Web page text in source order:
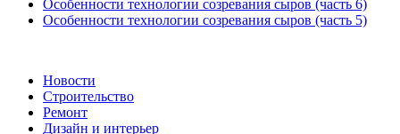
Особенности технологии созревания сыров (часть 6)
Особенности технологии созревания сыров (часть 5)
Новости
Строительство
Ремонт
Дизайн и интерьер